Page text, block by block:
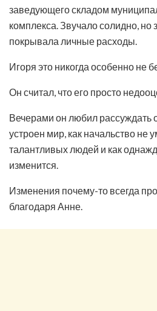
заведующего складом
комплекса. Звучало солидно, но
покрывала личные расходы.
Игоря это никогда особенно не
Он считал, что его просто
Вечерами он любил рассуждать
устроен мир, как начальство не
талантливых людей и как
изменится.
Изменения почему-то всегда
благодаря Анне.